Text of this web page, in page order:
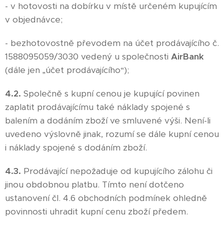
- v hotovosti na dobírku v místě určeném kupujícím
v objednávce;
- bezhotovostně převodem na účet prodávajícího č.
1588095059/3030 vedený u společnosti AirBank
(dále jen „účet prodávajícího“);
4.2. Společně s kupní cenou je kupující povinen
zaplatit prodávajícímu také náklady spojené s
balením a dodáním zboží ve smluvené výši. Není-li
uvedeno výslovně jinak, rozumí se dále kupní cenou
i náklady spojené s dodáním zboží.
4.3. Prodávající nepožaduje od kupujícího zálohu či
jinou obdobnou platbu. Tímto není dotčeno
ustanovení čl. 4.6 obchodních podmínek ohledně
povinnosti uhradit kupní cenu zboží předem.